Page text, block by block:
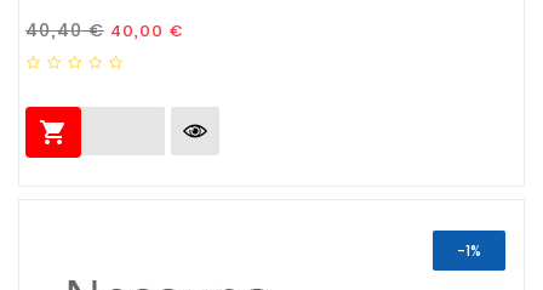
Prezzo Standard
40,40 € Prezzo
40,00 €

-1%